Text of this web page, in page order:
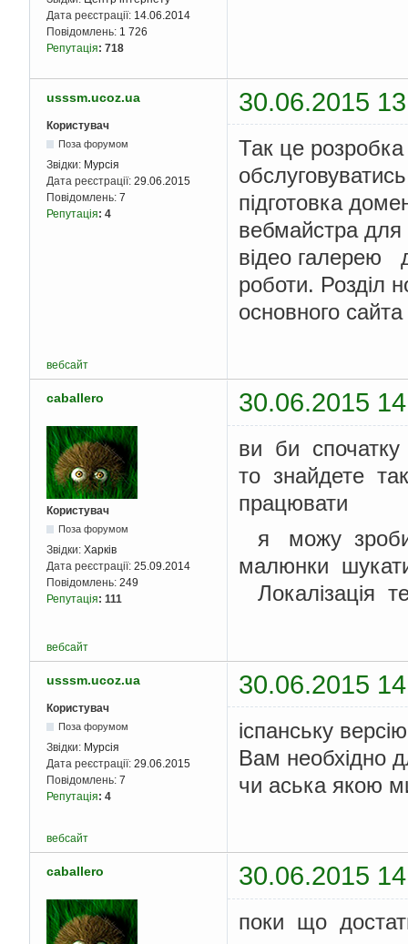
Дата реєстрації: 14.06.2014
Повідомлень: 1 726
Репутація: 718
usssm.ucoz.ua 30.06.2015
Користувач
Поза форумом
Звідки: Мурсія
Дата реєстрації: 29.06.2015
Повідомлень: 7
Репутація: 4
Так це
підготовка
вебмайстра для
відео галерею
роботи. Розділ
основного сайта
вебсайт
caballero 30.06.2015
Користувач
Поза форумом
Звідки: Харків
Дата реєстрації: 25.09.2014
Повідомлень: 249
Репутація: 111
ви би
то знайдете
працювати
я можу
малюнки
Локалiзацiя
вебсайт
usssm.ucoz.ua 30.06.2015
Користувач
Поза форумом
Звідки: Мурсія
Дата реєстрації: 29.06.2015
Повідомлень: 7
Репутація: 4
іспанську
Вам необхідно
чи аська якою
вебсайт
caballero 30.06.2015
поки що